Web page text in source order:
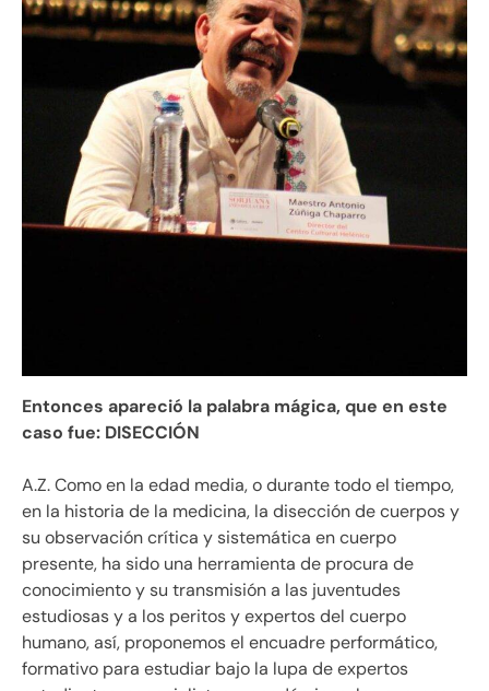
Entonces apareció la palabra mágica, que en este
caso fue: DISECCIÓN
A.Z. Como en la edad media, o durante todo el tiempo,
en la historia de la medicina, la disección de cuerpos y
su observación crítica y sistemática en cuerpo
presente, ha sido una herramienta de procura de
conocimiento y su transmisión a las juventudes
estudiosas y a los peritos y expertos del cuerpo
humano, así, proponemos el encuadre performático,
formativo para estudiar bajo la lupa de expertos